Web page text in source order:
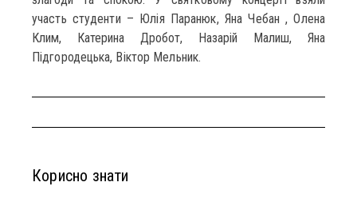
участь студенти – Юлія Паранюк, Яна Чебан , Олена
Клим, Катерина Дробот, Назарій Малиш, Яна
Підгородецька, Віктор Мельник.
Корисно знати